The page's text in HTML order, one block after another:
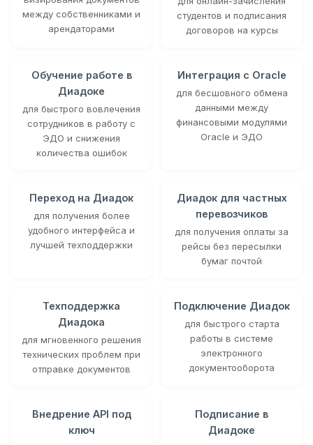
между собственниками и
арендаторами
студентов и подписания
договоров на курсы
Обучение работе в
Диадоке
для быстрого вовлечения
сотрудников в работу с
ЭДО и снижения
количества ошибок
Интеграция с Oracle
для бесшовного обмена
данными между
финансовыми модулями
Oracle и ЭДО
Переход на Диадок
для получения более
удобного интерфейса и
лучшей техподдержки
Диадок для частных
перевозчиков
для получения оплаты за
рейсы без пересылки
бумаг почтой
Техподдержка
Диадока
для мгновенного решения
технических проблем при
отправке документов
Подключение Диадок
для быстрого старта
работы в системе
электронного
документооборота
Внедрение API под
ключ
Подписание в
Диадоке